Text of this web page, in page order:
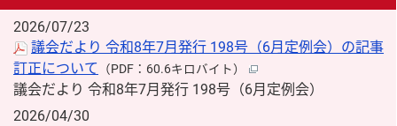
2026/07/23
議会だより 令和8年7月発行 198号（6月定例会）の記事
訂正について （PDF：60.6キロバイト）
議会だより 令和8年7月発行 198号（6月定例会）
2026/04/30